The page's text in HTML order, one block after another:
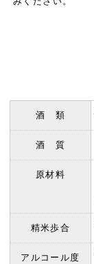
酒 類
酒 質
原材料
精米歩合
アルコール度